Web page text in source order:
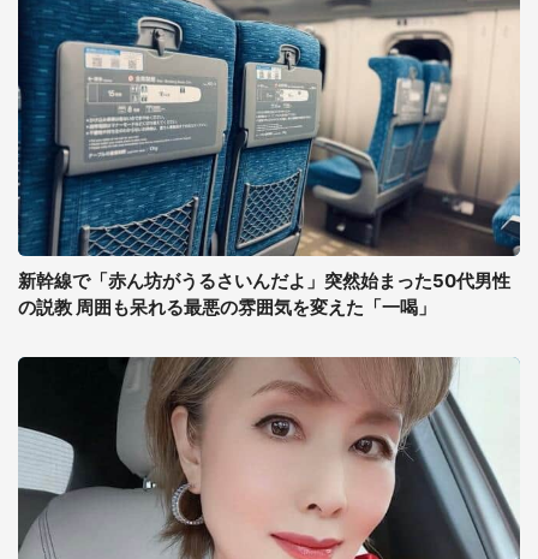
新幹線で「赤ん坊がうるさいんだよ」突然始まった50代男性
の説教 周囲も呆れる最悪の雰囲気を変えた「一喝」